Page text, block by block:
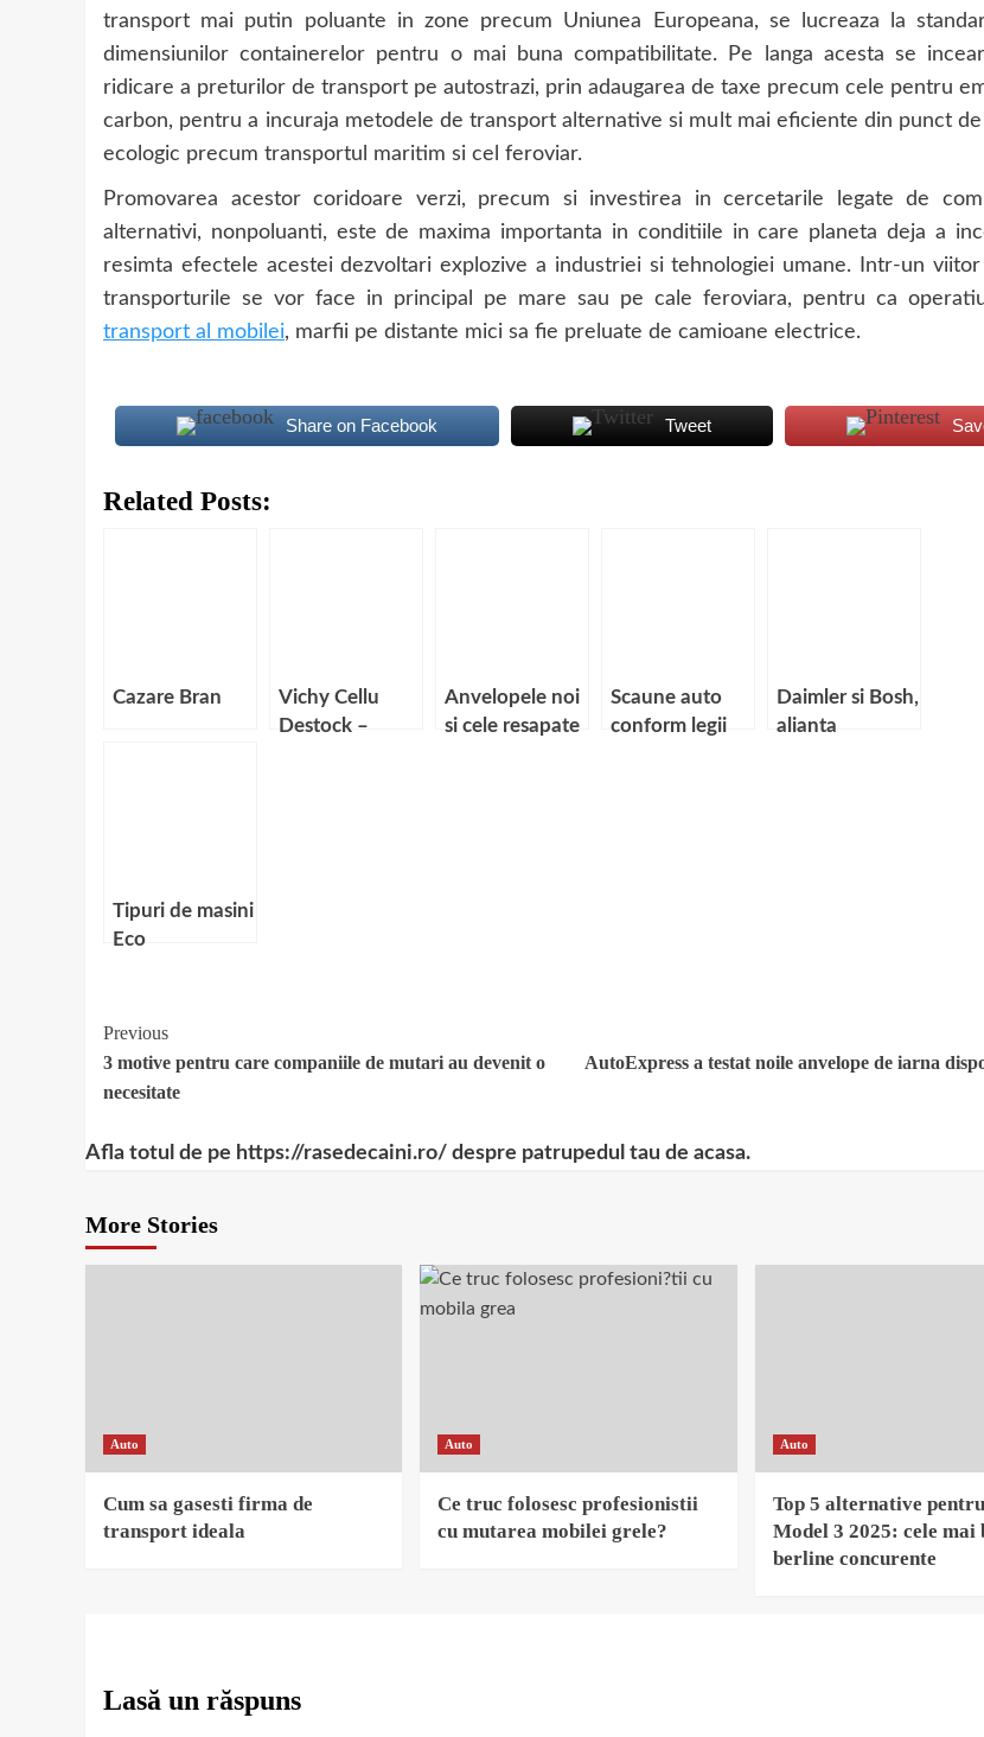
transport mai putin poluante in zone precum Uniunea Europeana, se lucreaza la
dimensiunilor containerelor pentru o mai buna compatibilitate. Pe langa acesta se
ridicare a preturilor de transport pe autostrazi, prin adaugarea de taxe precum cele pentru
carbon, pentru a incuraja metodele de transport alternative si mult mai eficiente din punct
ecologic precum transportul maritim si cel feroviar.
Promovarea acestor coridoare verzi, precum si investirea in cercetarile legate de
alternativi, nonpoluanti, este de maxima importanta in conditiile in care planeta deja a
resimta efectele acestei dezvoltari explozive a industriei si tehnologiei umane. Intr-un viitor
transporturile se vor face in principal pe mare sau pe cale feroviara, pentru ca
transport al mobilei, marfii pe distante mici sa fie preluate de camioane electrice.
Share on Facebook Tweet
Related Posts:
Cazare Bran
Vichy Cellu
Destock –
Anvelopele noi
si cele resapate
Scaune auto
conform legii
Daimler si Bosh,
alianta
Tipuri de masini
Eco
Continue
Reading
Previous
3 motive pentru care companiile de mutari au devenit o
necesitate
AutoExpress a testat noile anvelope de iarna
Afla totul de pe https://rasedecaini.ro/ despre patrupedul tau de acasa.
More Stories
Auto
Cum sa gasesti firma de
transport ideala
Auto
Ce truc folosesc profesionistii
cu mutarea mobilei grele?
Auto
Top 5 alternative
Model 3 2025: cele mai
berline concurente
Lasă un răspuns